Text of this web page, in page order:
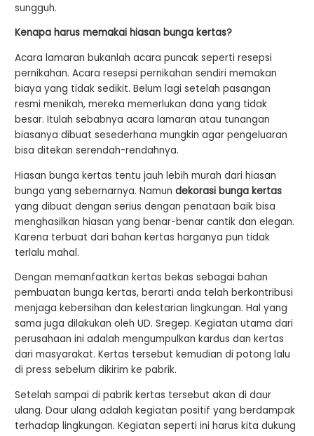
sungguh.
Kenapa harus memakai hiasan bunga kertas?
Acara lamaran bukanlah acara puncak seperti resepsi
pernikahan. Acara resepsi pernikahan sendiri memakan
biaya yang tidak sedikit. Belum lagi setelah pasangan
resmi menikah, mereka memerlukan dana yang tidak
besar. Itulah sebabnya acara lamaran atau tunangan
biasanya dibuat sesederhana mungkin agar pengeluaran
bisa ditekan serendah-rendahnya.
Hiasan bunga kertas tentu jauh lebih murah dari hiasan
bunga yang sebernarnya. Namundekorasi bunga kertas
yang dibuat dengan serius dengan penataan baik bisa
menghasilkan hiasan yang benar-benar cantik dan elegan.
Karena terbuat dari bahan kertas harganya pun tidak
terlalu mahal.
Dengan memanfaatkan kertas bekas sebagai bahan
pembuatan bunga kertas, berarti anda telah berkontribusi
menjaga kebersihan dan kelestarian lingkungan. Hal yang
sama juga dilakukan oleh UD. Sregep. Kegiatan utama dari
perusahaan ini adalah mengumpulkan kardus dan kertas
dari masyarakat. Kertas tersebut kemudian di potong lalu
di press sebelum dikirim ke pabrik.
Setelah sampai di pabrik kertas tersebut akan di daur
ulang. Daur ulang adalah kegiatan positif yang berdampak
terhadap lingkungan. Kegiatan seperti ini harus kita dukung